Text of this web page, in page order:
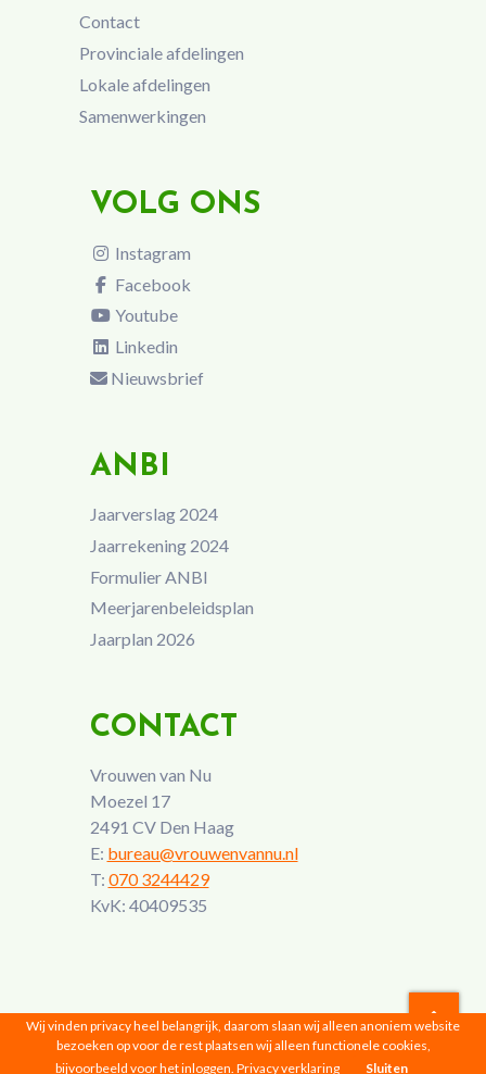
Contact
Provinciale afdelingen
Lokale afdelingen
Samenwerkingen
VOLG ONS
Instagram
Facebook
Youtube
Linkedin
Nieuwsbrief
ANBI
Jaarverslag 2024
Jaarrekening 2024
Formulier ANBI
Meerjarenbeleidsplan
Jaarplan 2026
CONTACT
Vrouwen van Nu
Moezel 17
2491 CV Den Haag
E: bureau@vrouwenvannu.nl
T: 070 3244429
KvK: 40409535
Vrouwen van Nu © 2026 |Privacyverklaring
Wij vinden privacy heel belangrijk, daarom slaan wij alleen anoniem website
bezoeken op voor de rest plaatsen wij alleen functionele cookies,
bijvoorbeeld voor het inloggen. Privacy verklaring Sluiten